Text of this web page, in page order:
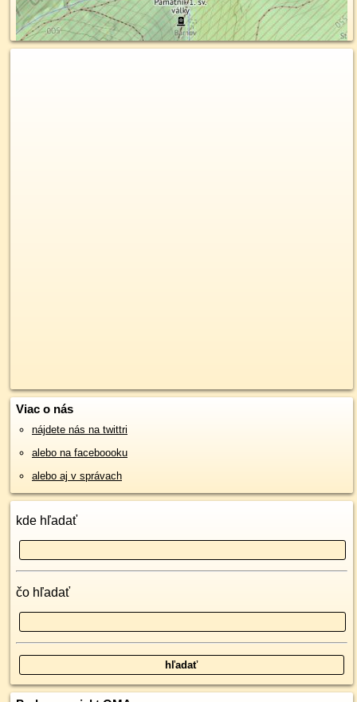
Viac o nás
nájdete nás na twittri
alebo na faceboooku
alebo aj v správach
kde hľadať
čo hľadať